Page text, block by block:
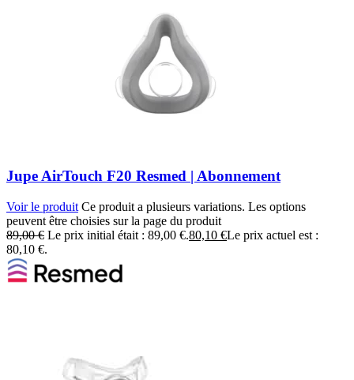
Jupe AirTouch F20 Resmed | Abonnement
Voir le produit Ce produit a plusieurs variations. Les options
peuvent être choisies sur la page du produit
89,00€ Le prix initial était : 89,00 €.80,10 €Le prix actuel est :
80,10 €.